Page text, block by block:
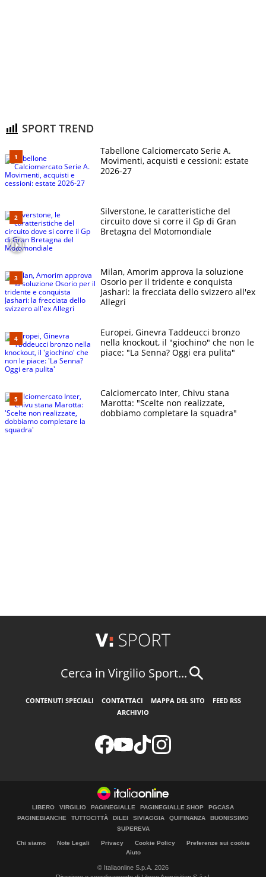
SPORT TREND
Tabellone Calciomercato Serie A.
Movimenti, acquisti e cessioni: estate
2026-27
Silverstone, le caratteristiche del
circuito dove si corre il Gp di Gran
Bretagna del Motomondiale
Milan, Amorim approva la soluzione
Osorio per il tridente e conquista
Jashari: la frecciata dello svizzero all'ex
Allegri
Europei, Ginevra Taddeucci bronzo
nella knockout, il "giochino" che non le
piace: "La Senna? Oggi era pulita"
Calciomercato Inter, Chivu stana
Marotta: "Scelte non realizzate,
dobbiamo completare la squadra"
Cerca in Virgilio Sport...
CONTENUTI SPECIALI CONTATTACI MAPPA DEL SITO
FEED RSS
ARCHIVIO
LIBERO VIRGILIO PAGINEGIALLE PAGINEGIALLE SHOP
PGCASA
PAGINEBIANCHE
TUTTOCITTÀ DILEI SIVIAGGIA QUIFINANZA
BUONISSIMO
SUPEREVA
Chi siamo Note Legali Privacy Cookie Policy
Preferenze sui cookie
Aiuto
© Italiaonline S.p.A. 2026